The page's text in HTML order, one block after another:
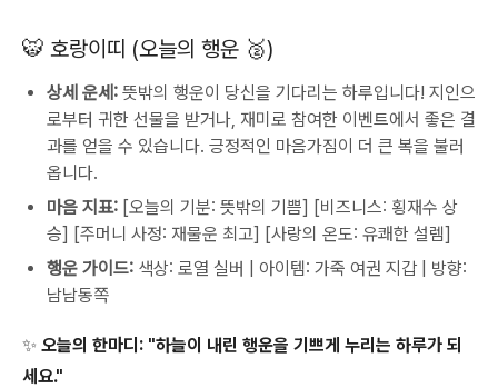
🐯 호랑이띠 (오늘의 행운 🥈)
상세 운세: 뜻밖의 행운이 당신을 기다리는 하루입니다! 지인으
로부터 귀한 선물을 받거나, 재미로 참여한 이벤트에서 좋은 결
과를 얻을 수 있습니다. 긍정적인 마음가짐이 더 큰 복을 불러
옵니다.
마음 지표: [오늘의 기분: 뜻밖의 기쁨] [비즈니스: 횡재수 상
승] [주머니 사정: 재물운 최고] [사랑의 온도: 유쾌한 설렘]
행운 가이드: 색상: 로열 실버 | 아이템: 가죽 여권 지갑 | 방향:
남남동쪽
✨ 오늘의 한마디: "하늘이 내린 행운을 기쁘게 누리는 하루가 되
세요."